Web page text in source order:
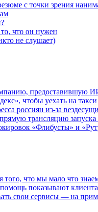
с точки зрения
что он нужен
не слушает)
предоставившую
чтобы уехать на такси
россиян из-за
трансляцию запуска
«Флибусты» и
того, что мы мало что
показывают
свои сервисы — на